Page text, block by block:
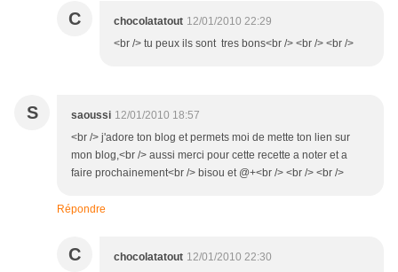
C chocolatatout 12/01/2010 22:29
<br /> tu peux ils sont tres bons<br /> <br /> <br />
S saoussi 12/01/2010 18:57
<br /> j'adore ton blog et permets moi de mette ton lien sur
mon blog,<br /> aussi merci pour cette recette a noter et a
faire prochainement<br /> bisou et @+<br /> <br /> <br />
Répondre
C chocolatatout 12/01/2010 22:30